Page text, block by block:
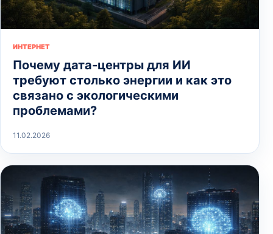
ИНТЕРНЕТ
Почему дата-центры для ИИ
требуют столько энергии и как это
связано с экологическими
проблемами?
11.02.2026